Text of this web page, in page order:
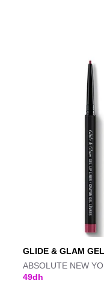
GLIDE & GLAM
ABSOLUTE NEW
49dh